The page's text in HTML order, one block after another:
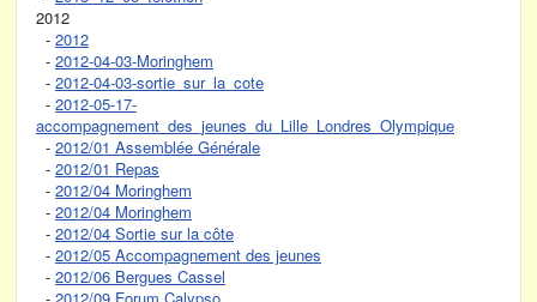
2012
- 2012
- 2012-04-03-Moringhem
- 2012-04-03-sortie_sur_la_cote
- 2012-05-17-
accompagnement_des_jeunes_du_Lille_Londres_Olympique
- 2012/01 Assemblée Générale
- 2012/01 Repas
- 2012/04 Moringhem
- 2012/04 Moringhem
- 2012/04 Sortie sur la côte
- 2012/05 Accompagnement des jeunes
- 2012/06 Bergues Cassel